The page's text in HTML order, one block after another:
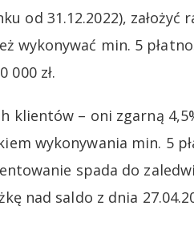
od 31.12.2022), założyć
wykonywać min. 5
000 zł.
klientów – oni zgarną
wykonywania min. 5
spada do
nad saldo z dnia